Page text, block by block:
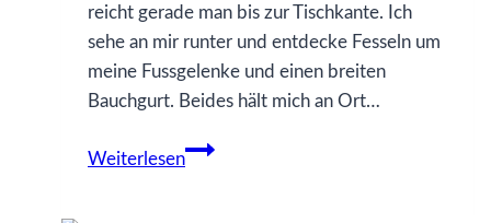
reicht gerade man bis zur Tischkante. Ich
sehe an mir runter und entdecke Fesseln um
meine Fussgelenke und einen breiten
Bauchgurt. Beides hält mich an Ort…
Weiterlesen
Worauf